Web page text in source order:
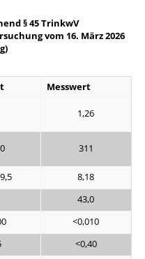
§ 45 TrinkwV
vom 16. März 2026
Messwert
1,26
311
8,18
43,0
<0,010
<0,40